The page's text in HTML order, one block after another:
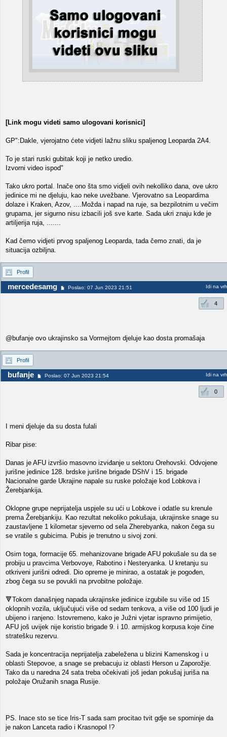
[Link mogu videti samo ulogovani korisnici]
GP":Dakle, vjerojatno ćete vidjeti lažnu sliku spaljenog Leoparda 2A4.
To je stari ruski gubitak koji je netko uredio.
Izvorni video ispod"
Tako ukro portal. Inače ono šta smo vidjeli ovih nekolliko dana, ove ukro
jedinice mi ne djeluju, kao neke uvežbane. Vjerovatno sa Leopardima
dolaze i Kraken, Azov, ....Možda i napad na ruje, sa bezpilotnim u večim
grupama, jer sigurno nisu izbacili još sve karte. Sada ukri znaju kde je
artiljerija ruja, .......
Kad čemo vidjeti prvog spaljenog Leoparda, tada čemo znati, da je
situacija ozbiljna.
Profil
mercedesamg Poslao: 07 Jun 2023 21:51 Idi na vrh
4
@bufanje ovo ukrajinsko sa Vormejtom djeluje kao dosta promašaja
Profil
bufanje Poslao: 07 Jun 2023 21:54 Idi na vrh
0
I meni djeluje da su dosta fulali
Ribar pise:
Danas je AFU izvršio masovno izviđanje u sektoru Orehovski. Odvojene
jurišne jedinice 128. brdske jurišne brigade DShV i 15. brigade
Nacionalne garde Ukrajine napale su ruske položaje kod Lobkova i
Žerebjankija.
Oklopne grupe neprijatelja uspjele su ući u Lobkove i odatle su krenule
prema Žerebjankiju. Kao rezultat nekoliko pokušaja, ukrajinske snage su
zaustavljene 1 kilometar sjeverno od sela Zherebyanka, nakon čega su
se vratile s gubicima. Pubis je trenutno u sivoj zoni.
Osim toga, formacije 65. mehanizovane brigade AFU pokušale su da se
probiju u pravcima Verbovoye, Rabotino i Nesteryanka. U kretanju su
otkriveni jurišni odredi. Dio opreme je minirao, a ostatak je pogođen,
zbog čega su se povukli na prvobitne položaje.
🔻Tokom današnjeg napada ukrajinske jedinice izgubile su više od 15
oklopnih vozila, uključujući više od sedam tenkova, a više od 100 ljudi je
ubijeno i ranjeno. Istovremeno, kako je Južni vjetar ispravno primijetio,
AFU još uvijek nije koristio brigade 9. i 10. armijskog korpusa koje čine
stratešku rezervu.
Sada je koncentracija neprijatelja zabeležena u blizini Kamenskog i u
oblasti Stepovoe, a snage se prebacuju iz oblasti Herson u Zaporožje.
Tako da u naredna 24 sata treba očekivati ​​još jedan pokušaj juriša na
položaje Oružanih snaga Rusije.
PS. Inace sto se tice Iris-T sada sam procitao tvit gdje se spominje da
je nakon Lanceta radio i Krasnopol !?